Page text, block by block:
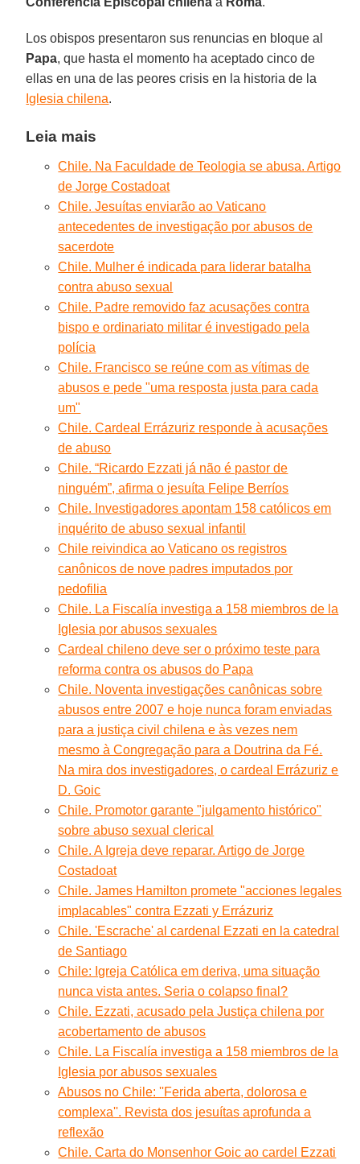
Los obispos presentaron sus renuncias en bloque al
Papa, que hasta el momento ha aceptado cinco de
ellas en una de las peores crisis en la historia de la
Iglesia chilena.
Leia mais
Chile. Na Faculdade de Teologia se abusa. Artigo
de Jorge Costadoat
Chile. Jesuítas enviarão ao Vaticano
antecedentes de investigação por abusos de
sacerdote
Chile. Mulher é indicada para liderar batalha
contra abuso sexual
Chile. Padre removido faz acusações contra
bispo e ordinariato militar é investigado pela
polícia
Chile. Francisco se reúne com as vítimas de
abusos e pede "uma resposta justa para cada
um"
Chile. Cardeal Errázuriz responde à acusações
de abuso
Chile. “Ricardo Ezzati já não é pastor de
ninguém”, afirma o jesuíta Felipe Berríos
Chile. Investigadores apontam 158 católicos em
inquérito de abuso sexual infantil
Chile reivindica ao Vaticano os registros
canônicos de nove padres imputados por
pedofilia
Chile. La Fiscalía investiga a 158 miembros de la
Iglesia por abusos sexuales
Cardeal chileno deve ser o próximo teste para
reforma contra os abusos do Papa
Chile. Noventa investigações canônicas sobre
abusos entre 2007 e hoje nunca foram enviadas
para a justiça civil chilena e às vezes nem
mesmo à Congregação para a Doutrina da Fé.
Na mira dos investigadores, o cardeal Errázuriz e
D. Goic
Chile. Promotor garante "julgamento histórico"
sobre abuso sexual clerical
Chile. A Igreja deve reparar. Artigo de Jorge
Costadoat
Chile. James Hamilton promete "acciones legales
implacables" contra Ezzati y Errázuriz
Chile. 'Escrache' al cardenal Ezzati en la catedral
de Santiago
Chile: Igreja Católica em deriva, uma situação
nunca vista antes. Seria o colapso final?
Chile. Ezzati, acusado pela Justiça chilena por
acobertamento de abusos
Chile. La Fiscalía investiga a 158 miembros de la
Iglesia por abusos sexuales
Abusos no Chile: ''Ferida aberta, dolorosa e
complexa''. Revista dos jesuítas aprofunda a
reflexão
Chile. Carta do Monsenhor Goic ao cardel Ezzati